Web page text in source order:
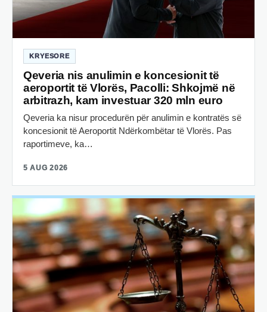
KRYESORE
Qeveria nis anulimin e koncesionit të
aeroportit të Vlorës, Pacolli: Shkojmë në
arbitrazh, kam investuar 320 mln euro
Qeveria ka nisur procedurën për anulimin e kontratës së
koncesionit të Aeroportit Ndërkombëtar të Vlorës. Pas
raportimeve, ka…
5 AUG 2026